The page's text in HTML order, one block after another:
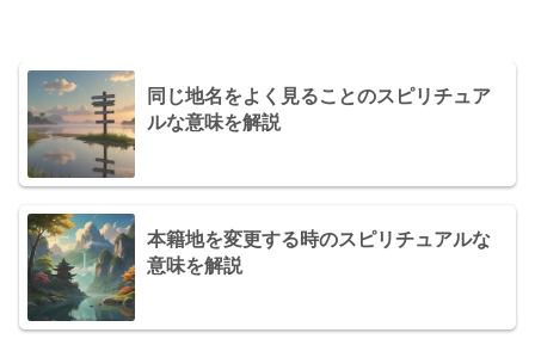
同じ地名をよく見ることのスピリチュア
ルな意味を解説
本籍地を変更する時のスピリチュアルな
意味を解説